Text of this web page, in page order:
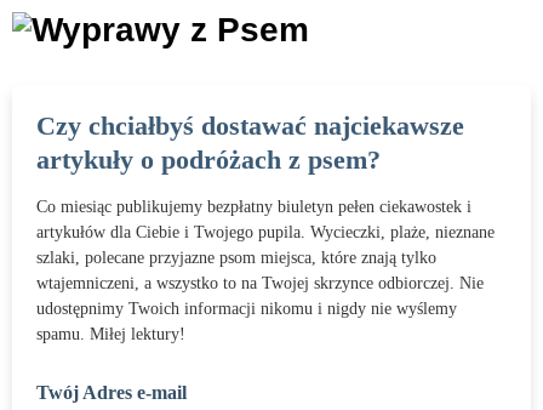
Czy chciałbyś dostawać najciekawsze
artykuły o podróżach z psem?
Co miesiąc publikujemy bezpłatny biuletyn pełen ciekawostek i
artykułów dla Ciebie i Twojego pupila. Wycieczki, plaże, nieznane
szlaki, polecane przyjazne psom miejsca, które znają tylko
wtajemniczeni, a wszystko to na Twojej skrzynce odbiorczej. Nie
udostępnimy Twoich informacji nikomu i nigdy nie wyślemy
spamu. Miłej lektury!
Twój Adres e-mail